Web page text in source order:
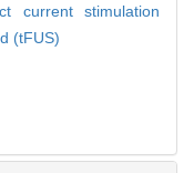
current stimulation
(tFUS)